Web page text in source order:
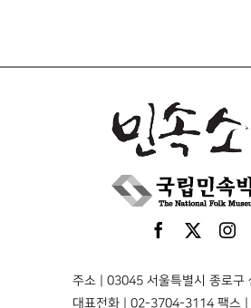
주소 | 03045 서울특별시 종로구
대표전화 | 02-3704-3114 팩스